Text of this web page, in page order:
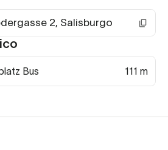
2, Salisburgo
Bus 111 m